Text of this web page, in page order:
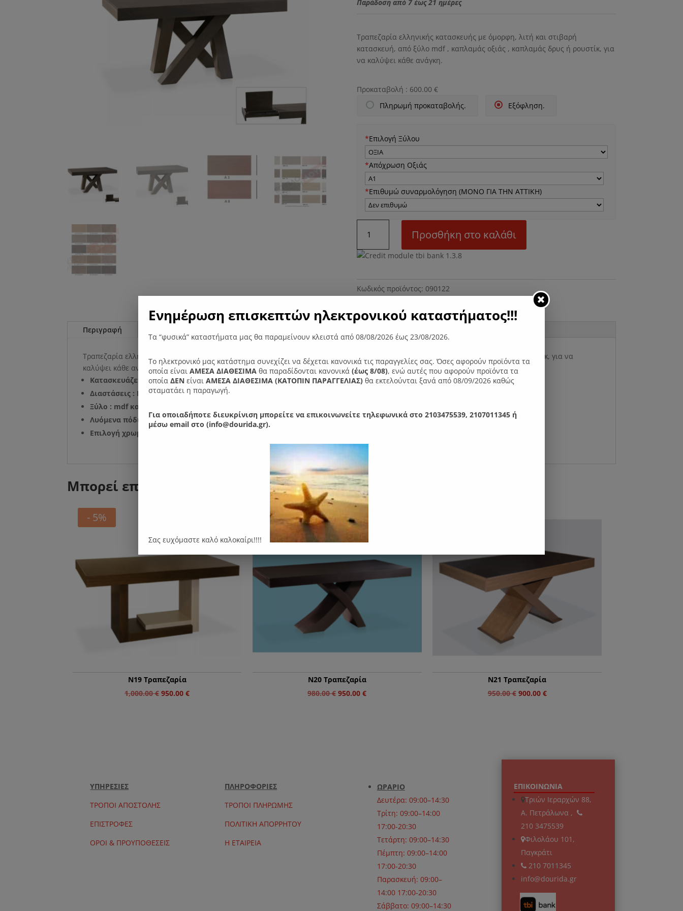
Παράδοση από 7 έως 21 ημέρες
Τραπεζαρία ελληνικής κατασκευής με όμορφη, λιτή και στιβαρή
κατασκευή, από ξύλο mdf , καπλαμάς οξιάς , καπλαμάς δρυς ή ρουστίκ, για
να καλύψει κάθε ανάγκη.
Προκαταβολή : 600.00 €
Εξόφληση.
Πληρωμή προκαταβολής.
*Επιλογή Ξύλου
*Απόχρωση Οξιάς
*Επιθυμώ συναρμολόγηση (ΜΟΝΟ ΓΙΑ ΤΗΝ ΑΤΤΙΚΗ)
Τραπεζαρία
ποσότητα
Προσθήκη στο καλάθι
Κωδικός προϊόντος: 090122
Περιγραφή
Τραπεζαρία ελληνικής κατασκευής με όμορφη, λιτή και στιβαρή κατασκευή, από ξύλο mdf , καπλαμάς οξιάς , καπλαμάς δρυς ή ρουστίκ, για να
καλύψει κάθε ανάγκη.
Κατασκευάζεται σε ειδικές διαστάσεις.
Διαστάσεις : Μήκος: 160 Πλάτος: 90 εκ. Ύψος: 78 εκ. επέκταση 43 + 43 εκ.(μηχανισμός πεταλούδα)
Ξύλο : mdf καπλαμάς οξιάς , καπλαμάς δρυς ή ρουστίκ.
Λυόμενα πόδια.
Επιλογή χρωματικής απόχρωσης στο "λουστράρισμα".
Μπορεί επίσης να σας αρέσει…
- 5%
Ν19 Τραπεζαρία
1,000.00€ Original
950.00€Η
- 3%
Ν20 Τραπεζαρία
980.00€Original
950.00€Η
Ν21 Τραπεζαρία
950.00€ Original
900.00 €Η
ΥΠΗΡΕΣΙΕΣ
ΤΡΟΠΟΙ ΑΠΟΣΤΟΛΗΣ
ΕΠΙΣΤΡΟΦΕΣ
ΟΡΟΙ & ΠΡΟΥΠΟΘΕΣΕΙΣ
ΠΛΗΡΟΦΟΡΙΕΣ
ΤΡΟΠΟΙ ΠΛΗΡΩΜΗΣ
ΠΟΛΙΤΙΚΗ ΑΠΟΡΡΗΤΟΥ
Η ΕΤΑΙΡΕΙΑ
ΩΡΑΡΙΟ
Δευτέρα: 09:00–14:30
Τρίτη: 09:00–14:00
17:00-20:30
Τετάρτη: 09:00–14:30
Πέμπτη: 09:00–14:00
17:00-20:30
Παρασκευή: 09:00–
14:00 17:00-20:30
Σάββατο: 09:00–14:30
ΕΠΙΚΟΙΝΩΝΙΑ
Τριών Ιεραρχών 88,
Α. Πετράλωνα ,
210 3475539
Φιλολάου 101,
Παγκράτι
210 7011345
info@dourida.gr
Ενημέρωση επισκεπτών ηλεκτρονικού καταστήματος!!!
Τα “φυσικά” καταστήματα μας θα παραμείνουν κλειστά από 08/08/2026 έως 23/08/2026.
Το ηλεκτρονικό μας κατάστημα συνεχίζει να δέχεται κανονικά τις παραγγελίες σας. Όσες αφορούν προϊόντα τα
οποία είναι ΑΜΕΣΑ ΔΙΑΘΕΣΙΜΑ θα παραδίδονται κανονικά (έως 8/08), ενώ αυτές που αφορούν προϊόντα τα
οποία ΔΕΝ είναι ΑΜΕΣΑ ΔΙΑΘΕΣΙΜΑ (ΚΑΤΟΠΙΝ ΠΑΡΑΓΓΕΛIΑΣ) θα εκτελούνται ξανά από 08/09/2026 καθώς
σταματάει η παραγωγή.
Για οποιαδήποτε διευκρίνιση μπορείτε να επικοινωνείτε τηλεφωνικά στο 2103475539, 2107011345 ή
μέσω email στο (info@dourida.gr).
Σας ευχόμαστε καλό καλοκαίρι!!!!